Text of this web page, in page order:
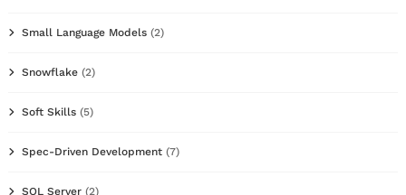
Small Language Models (2)
Snowflake (2)
Soft Skills (5)
Spec-Driven Development (7)
SQL Server (2)